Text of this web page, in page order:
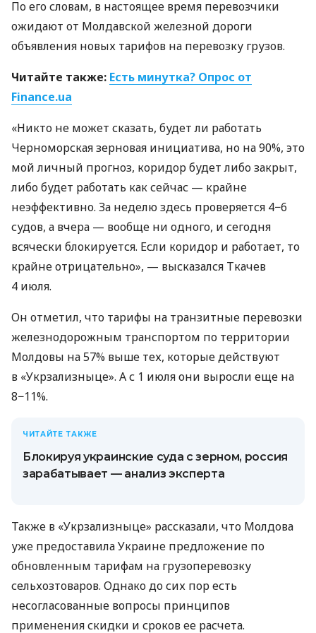
По его словам, в настоящее время перевозчики
ожидают от Молдавской железной дороги
объявления новых тарифов на перевозку грузов.
Читайте также: Есть минутка? Опрос от
Finance.ua
«Никто не может сказать, будет ли работать
Черноморская зерновая инициатива, но на 90%, это
мой личный прогноз, коридор будет либо закрыт,
либо будет работать как сейчас — крайне
неэффективно. За неделю здесь проверяется 4−6
судов, а вчера — вообще ни одного, и сегодня
всячески блокируется. Если коридор и работает, то
крайне отрицательно», — высказался Ткачев
4 июля.
Он отметил, что тарифы на транзитные перевозки
железнодорожным транспортом по территории
Молдовы на 57% выше тех, которые действуют
в «Укрзализныце». А с 1 июля они выросли еще на
8−11%.
ЧИТАЙТЕ ТАКЖЕ
Блокируя украинские суда с зерном, россия
зарабатывает — анализ эксперта
Также в «Укрзализныце» рассказали, что Молдова
уже предоставила Украине предложение по
обновленным тарифам на грузоперевозку
сельхозтоваров. Однако до сих пор есть
несогласованные вопросы принципов
применения скидки и сроков ее расчета.